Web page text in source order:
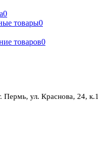
0
товары0
товаров0
Пермь, ул. Краснова, 24, к.1